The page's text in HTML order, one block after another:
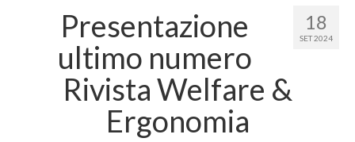
CHI SIAMO
NETWORK
LINK UTILI
AREE DI RICERCA
18
SET 2024
Presentazione
ultimo numero
Rivista Welfare &
Ergonomia